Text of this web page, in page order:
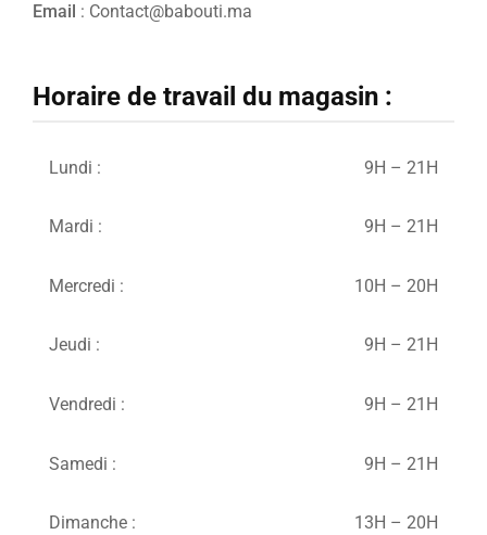
Email : Contact@babouti.ma
Horaire de travail du magasin :
Lundi :
Mardi :
Mercredi :
Jeudi :
Vendredi :
Samedi :
Dimanche :
9H – 21H
9H – 21H
10H – 20H
9H – 21H
9H – 21H
9H – 21H
13H – 20H